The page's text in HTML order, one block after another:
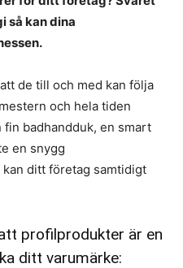
så kan dina
de till och med kan följa
och hela tiden
fin badhandduk, en smart
en snygg
ditt företag samtidigt
profilprodukter är en
ditt varumärke: